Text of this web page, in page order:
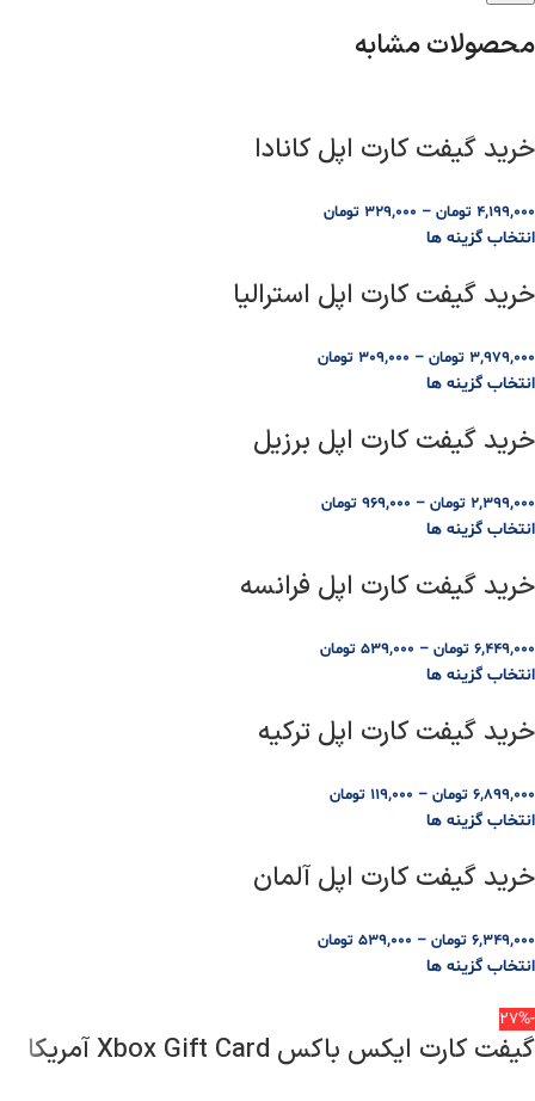
محصولات مشابه
خرید گیفت کارت اپل کانادا
4,199,000 تومان –
329,000 تومان
انتخاب گزینه ها
خرید گیفت کارت اپل استرالیا
3,979,000 تومان –
309,000 تومان
انتخاب گزینه ها
خرید گیفت کارت اپل برزیل
2,399,000 تومان –
969,000 تومان
انتخاب گزینه ها
خرید گیفت کارت اپل فرانسه
6,449,000 تومان –
539,000 تومان
انتخاب گزینه ها
خرید گیفت کارت اپل ترکیه
6,899,000 تومان –
119,000 تومان
انتخاب گزینه ها
خرید گیفت کارت اپل آلمان
6,349,000 تومان –
539,000 تومان
انتخاب گزینه ها
-27%
گیفت کارت ایکس باکس Xbox Gift Card آمریکا